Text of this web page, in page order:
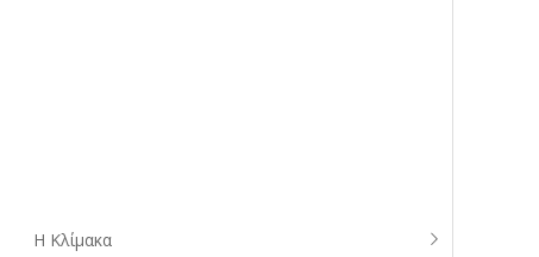
Η Κλίμακα